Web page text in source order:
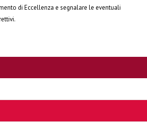
di Eccellenza e segnalare le eventuali